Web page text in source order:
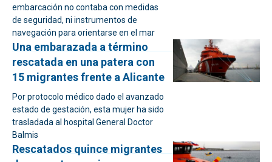
embarcación no contaba con medidas
de seguridad, ni instrumentos de
navegación para orientarse en el mar
Una embarazada a término
rescatada en una patera con
15 migrantes frente a Alicante
Por protocolo médico dado el avanzado
estado de gestación, esta mujer ha sido
trasladada al hospital General Doctor
Balmis
Rescatados quince migrantes